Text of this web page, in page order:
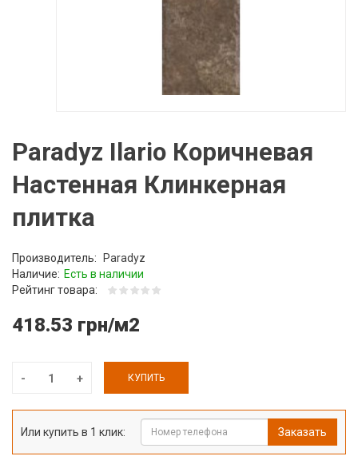
Paradyz Ilario Коричневая
Настенная Клинкерная
плитка
Производитель:
Paradyz
Наличие: Есть в наличии
Рейтинг товара:
418.53 грн/м2
КУПИТЬ
Или купить в 1 клик: Заказать